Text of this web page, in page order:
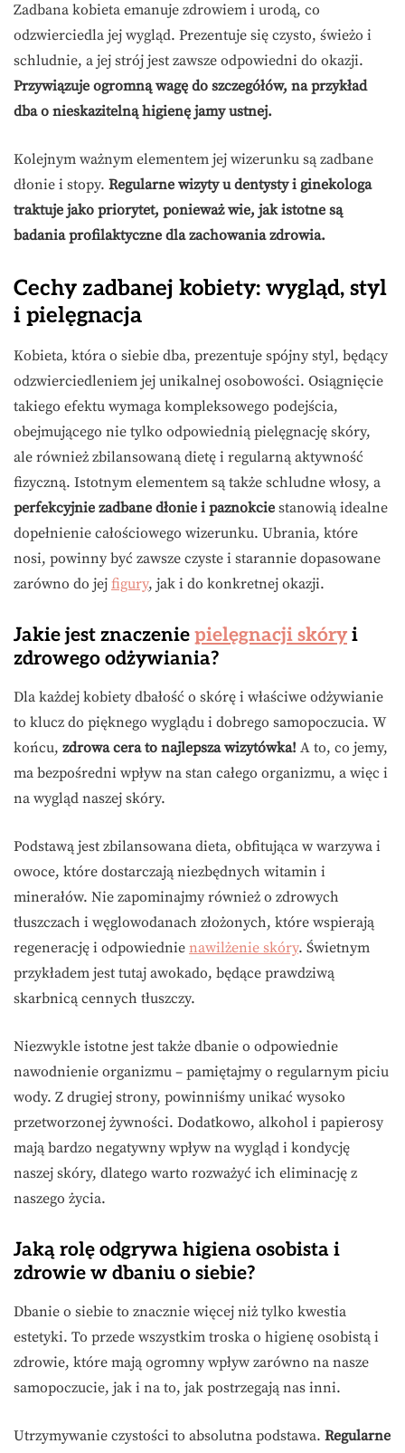
Zadbana kobieta emanuje zdrowiem i urodą, co
odzwierciedla jej wygląd. Prezentuje się czysto, świeżo i
schludnie, a jej strój jest zawsze odpowiedni do okazji.
Przywiązuje ogromną wagę do szczegółów, na przykład
dba o nieskazitelną higienę jamy ustnej.
Kolejnym ważnym elementem jej wizerunku są zadbane
dłonie i stopy. Regularne wizyty u dentysty i ginekologa
traktuje jako priorytet, ponieważ wie, jak istotne są
badania profilaktyczne dla zachowania zdrowia.
Cechy zadbanej kobiety: wygląd, styl
i pielęgnacja
Kobieta, która o siebie dba, prezentuje spójny styl, będący
odzwierciedleniem jej unikalnej osobowości. Osiągnięcie
takiego efektu wymaga kompleksowego podejścia,
obejmującego nie tylko odpowiednią pielęgnację skóry,
ale również zbilansowaną dietę i regularną aktywność
fizyczną. Istotnym elementem są także schludne włosy, a
perfekcyjnie zadbane dłonie i paznokcie stanowią idealne
dopełnienie całościowego wizerunku. Ubrania, które
nosi, powinny być zawsze czyste i starannie dopasowane
zarówno do jej figury, jak i do konkretnej okazji.
Jakie jest znaczenie pielęgnacji skóry i
zdrowego odżywiania?
Dla każdej kobiety dbałość o skórę i właściwe odżywianie
to klucz do pięknego wyglądu i dobrego samopoczucia. W
końcu, zdrowa cera to najlepsza wizytówka! A to, co jemy,
ma bezpośredni wpływ na stan całego organizmu, a więc i
na wygląd naszej skóry.
Podstawą jest zbilansowana dieta, obfitująca w warzywa i
owoce, które dostarczają niezbędnych witamin i
minerałów. Nie zapominajmy również o zdrowych
tłuszczach i węglowodanach złożonych, które wspierają
regenerację i odpowiednie nawilżenie skóry. Świetnym
przykładem jest tutaj awokado, będące prawdziwą
skarbnicą cennych tłuszczy.
Niezwykle istotne jest także dbanie o odpowiednie
nawodnienie organizmu – pamiętajmy o regularnym piciu
wody. Z drugiej strony, powinniśmy unikać wysoko
przetworzonej żywności. Dodatkowo, alkohol i papierosy
mają bardzo negatywny wpływ na wygląd i kondycję
naszej skóry, dlatego warto rozważyć ich eliminację z
naszego życia.
Jaką rolę odgrywa higiena osobista i
zdrowie w dbaniu o siebie?
Dbanie o siebie to znacznie więcej niż tylko kwestia
estetyki. To przede wszystkim troska o higienę osobistą i
zdrowie, które mają ogromny wpływ zarówno na nasze
samopoczucie, jak i na to, jak postrzegają nas inni.
Utrzymywanie czystości to absolutna podstawa. Regularne